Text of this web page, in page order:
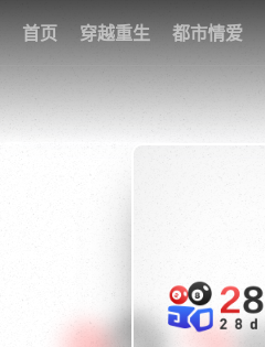
首页 穿越重生 都市情爱
我的观影记录